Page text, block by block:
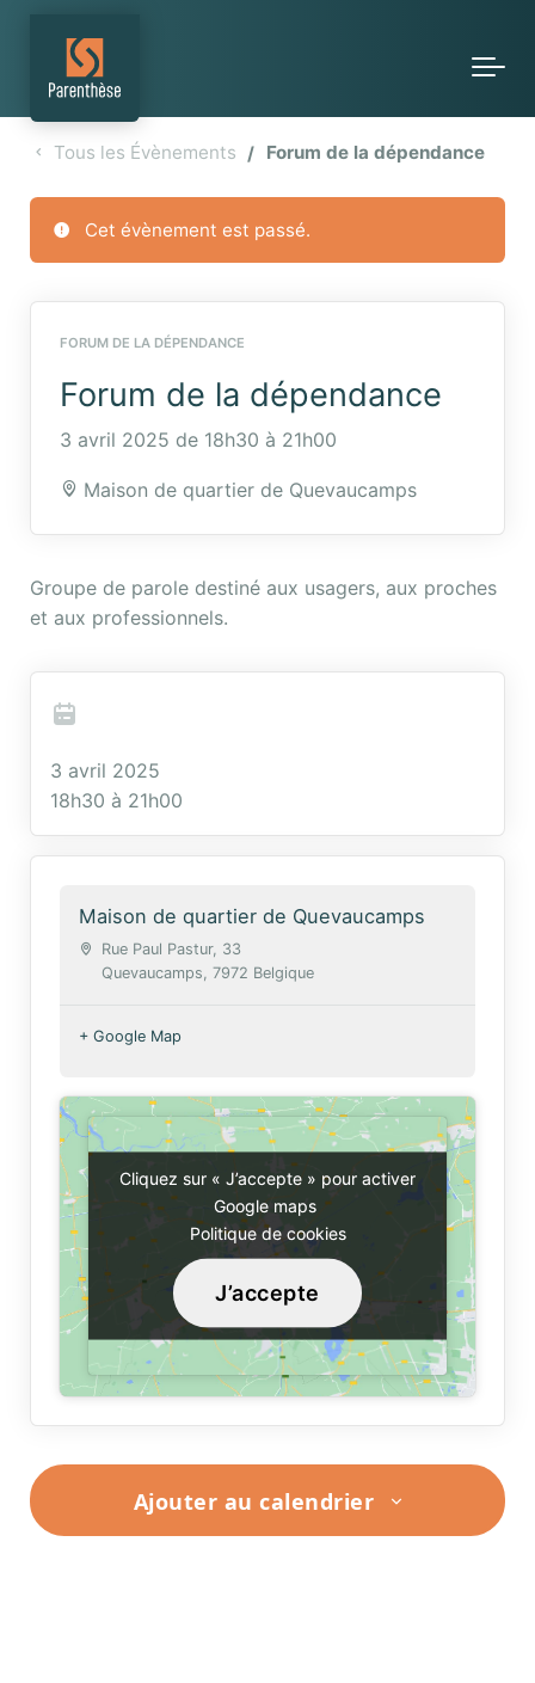
Tous les Évènements Forum de la dépendance
Cet évènement est passé.
FORUM DE LA DÉPENDANCE
Forum de la dépendance
3 avril 2025 de 18h30 à 21h00
Maison de quartier de Quevaucamps
Groupe de parole destiné aux usagers, aux proches
et aux professionnels.
3 avril 2025
18h30 à 21h00
Maison de quartier de Quevaucamps
Rue Paul Pastur, 33
Quevaucamps, 7972 Belgique
+ Google Map
Cliquez sur « J’accepte » pour activer
Google maps
Politique de cookies
J’accepte
Cliquez sur « J’accepte » pour activer
Google maps
Politique de cookies
J’accepte
Ajouter au calendrier